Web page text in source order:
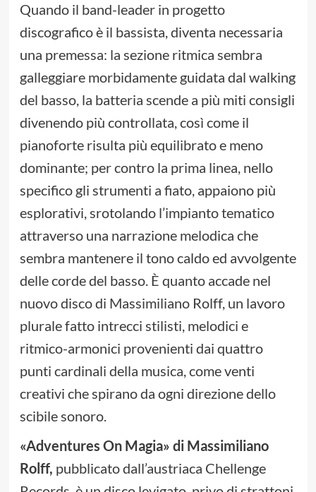
Quando il band-leader in progetto
discografico è il bassista, diventa necessaria
una premessa: la sezione ritmica sembra
galleggiare morbidamente guidata dal walking
del basso, la batteria scende a più miti consigli
divenendo più controllata, così come il
pianoforte risulta più equilibrato e meno
dominante; per contro la prima linea, nello
specifico gli strumenti a fiato, appaiono più
esplorativi, srotolando l’impianto tematico
attraverso una narrazione melodica che
sembra mantenere il tono caldo ed avvolgente
delle corde del basso. È quanto accade nel
nuovo disco di Massimiliano Rolff, un lavoro
plurale fatto intrecci stilisti, melodici e
ritmico-armonici provenienti dai quattro
punti cardinali della musica, come venti
creativi che spirano da ogni direzione dello
scibile sonoro.
«Adventures On Magia» di Massimiliano
Rolff, pubblicato dall’austriaca Chellenge